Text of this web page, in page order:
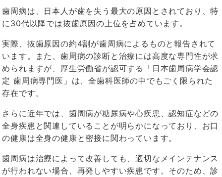
歯周病は、日本人が歯を失う最大の原因とされており、特
に30代以降では抜歯原因の上位を占めています。
実際、抜歯原因の約4割が歯周病によるものと報告されて
います。また、歯周病の診断と治療には高度な専門性が求
められますが、厚生労働省が認可する「日本歯周病学会認
定 歯周病専門医」は、全歯科医師の中でもごく限られた
存在です。
さらに近年では、歯周病が糖尿病や心疾患、認知症などの
全身疾患と関連していることが明らかになっており、お口
の健康は全身の健康と密接に関わっています。
歯周病は治療によって改善しても、適切なメインテナンス
が行われない場合、再発しやすい疾患です。そのため、診